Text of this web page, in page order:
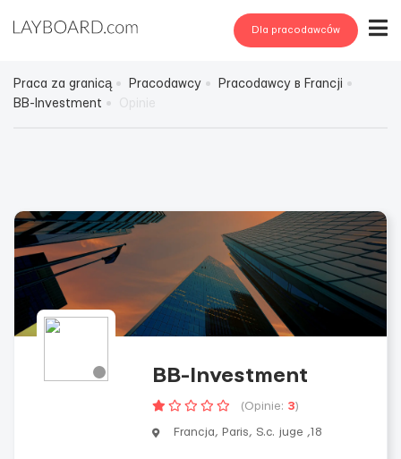
Dla pracodawców
Praca za granicą Pracodawcy
Pracodawcy в Francji
BB-Investment
BB-Investment
(Opinie: 3)
Francja, Paris, S.c. juge ,18